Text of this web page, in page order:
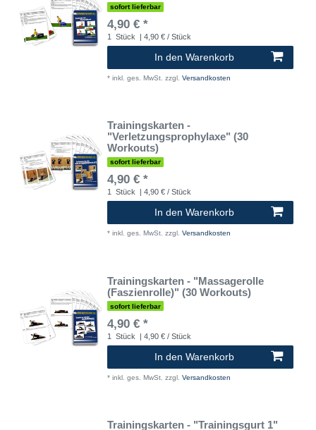
sofort lieferbar
4,90 € *
1 Stück | 4,90 € / Stück
In den Warenkorb
* inkl. ges. MwSt. zzgl. Versandkosten
Trainingskarten -
"Verletzungsprophylaxe" (30
Workouts)
sofort lieferbar
4,90 € *
1 Stück | 4,90 € / Stück
In den Warenkorb
* inkl. ges. MwSt. zzgl. Versandkosten
Trainingskarten - "Massagerolle
(Faszienrolle)" (30 Workouts)
sofort lieferbar
4,90 € *
1 Stück | 4,90 € / Stück
In den Warenkorb
* inkl. ges. MwSt. zzgl. Versandkosten
Trainingskarten - "Trainingsgurt 1"